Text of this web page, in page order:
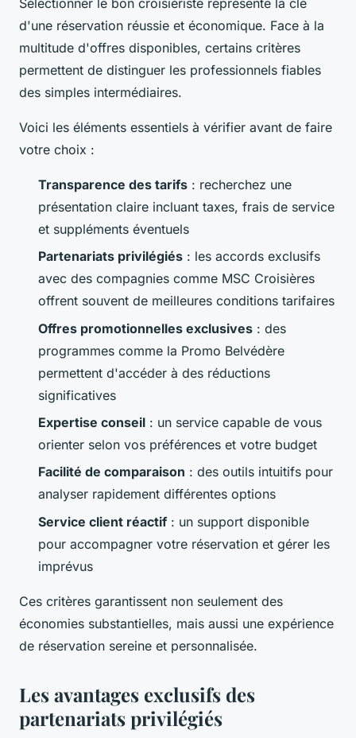
d'une réservation réussie et économique. Face à la
multitude d'offres disponibles, certains critères
permettent de distinguer les professionnels fiables
des simples intermédiaires.
Voici les éléments essentiels à vérifier avant de faire
votre choix :
Transparence des tarifs : recherchez une
présentation claire incluant taxes, frais de service
et suppléments éventuels
Partenariats privilégiés : les accords exclusifs
avec des compagnies comme MSC Croisières
offrent souvent de meilleures conditions tarifaires
Offres promotionnelles exclusives : des
programmes comme la Promo Belvédère
permettent d'accéder à des réductions
significatives
Expertise conseil : un service capable de vous
orienter selon vos préférences et votre budget
Facilité de comparaison : des outils intuitifs pour
analyser rapidement différentes options
Service client réactif : un support disponible
pour accompagner votre réservation et gérer les
imprévus
Ces critères garantissent non seulement des
économies substantielles, mais aussi une expérience
de réservation sereine et personnalisée.
Les avantages exclusifs des
partenariats privilégiés